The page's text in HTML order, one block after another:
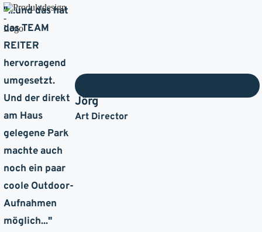
"...und das hat
das TEAM
REITER
hervorragend
umgesetzt.
Und der direkt
am Haus
gelegene Park
machte auch
noch ein paar
coole Outdoor-
Aufnahmen
möglich..."
Jörg
Art Director